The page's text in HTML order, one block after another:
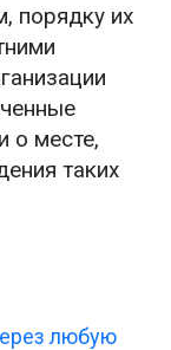
порядку их
о месте,
таких
любую